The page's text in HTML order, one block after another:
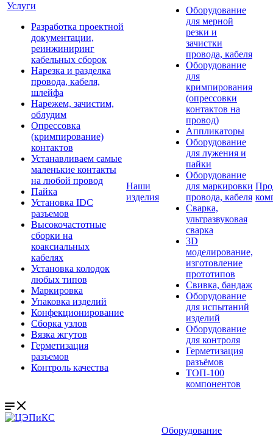
Услуги
Разработка проектной
документации,
реинжиниринг
кабельных сборок
Нарезка и разделка
провода, кабеля,
шлейфа
Нарежем, зачистим,
облудим
Опрессовка
(кримпирование)
контактов
Устанавливаем самые
маленькие контакты
на любой провод
Пайка
Установка IDC
разъемов
Высокочастотные
сборки на
коаксиальных
кабелях
Установка колодок
любых типов
Маркировка
Упаковка изделий
Конфекционирование
Сборка узлов
Вязка жгутов
Герметизация
разъемов
Контроль качества
Наши
изделия
Оборудование
для мерной
резки и
зачистки
провода, кабеля
Оборудование
для
кримпирования
(опрессовки
контактов на
провод)
Аппликаторы
Оборудование
для лужения и
пайки
Оборудование
для маркировки
провода, кабеля
Сварка,
ультразвуковая
сварка
3D
моделирование,
изготовление
прототипов
Свивка, бандаж
Оборудование
для испытаний
изделий
Оборудование
для контроля
Герметизация
разъёмов
ТОП-100
компонентов
Оборудование